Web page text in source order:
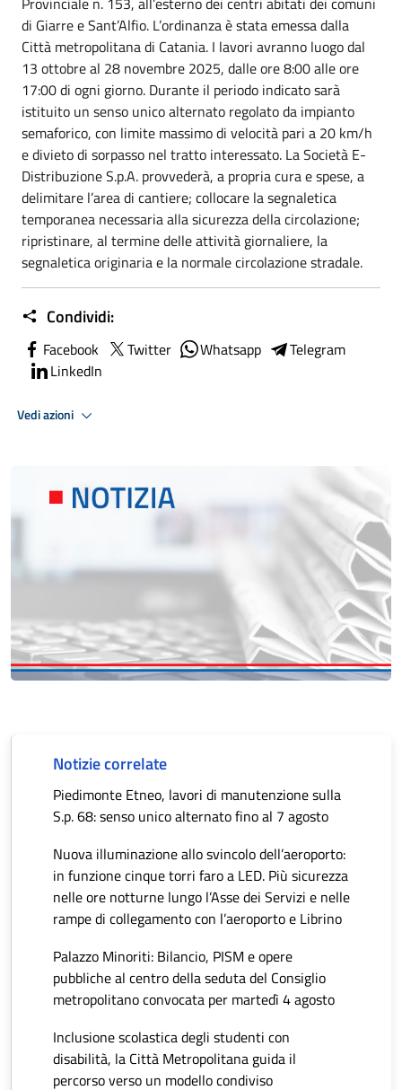
di Giarre e Sant’Alfio. L’ordinanza è stata emessa dalla
Città metropolitana di Catania. I lavori avranno luogo dal
13 ottobre al 28 novembre 2025, dalle ore 8:00 alle ore
17:00 di ogni giorno. Durante il periodo indicato sarà
istituito un senso unico alternato regolato da impianto
semaforico, con limite massimo di velocità pari a 20 km/h
e divieto di sorpasso nel tratto interessato. La Società E-
Distribuzione S.p.A. provvederà, a propria cura e spese, a
delimitare l’area di cantiere; collocare la segnaletica
temporanea necessaria alla sicurezza della circolazione;
ripristinare, al termine delle attività giornaliere, la
segnaletica originaria e la normale circolazione stradale.
Condividi:
Facebook Twitter Whatsapp
Telegram
LinkedIn
Vedi azioni
Notizie correlate
Piedimonte Etneo, lavori di manutenzione sulla
S.p. 68: senso unico alternato fino al 7 agosto
Nuova illuminazione allo svincolo dell’aeroporto:
in funzione cinque torri faro a LED. Più sicurezza
nelle ore notturne lungo l’Asse dei Servizi e nelle
rampe di collegamento con l’aeroporto e Librino
Palazzo Minoriti: Bilancio, PISM e opere
pubbliche al centro della seduta del Consiglio
metropolitano convocata per martedì 4 agosto
Inclusione scolastica degli studenti con
disabilità, la Città Metropolitana guida il
percorso verso un modello condiviso